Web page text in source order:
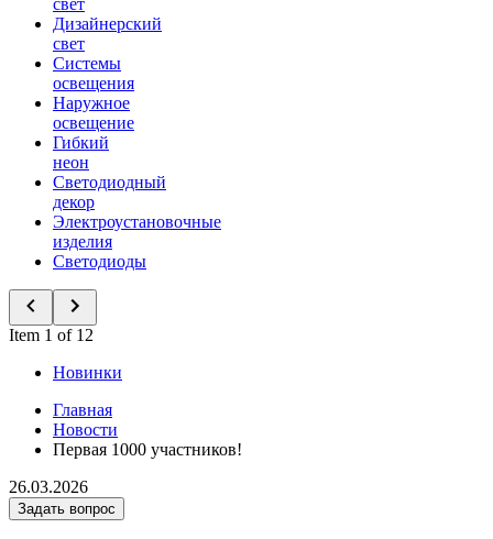
свет
Дизайнерский
свет
Системы
освещения
Наружное
освещение
Гибкий
неон
Светодиодный
декор
Электроустановочные
изделия
Светодиоды
Item 1 of 12
Новинки
Главная
Новости
Первая 1000 участников!
26.03.2026
Задать вопрос